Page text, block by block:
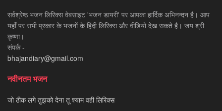
सर्वश्रेष्ठ भजन लिरिक्स वेबसाइट 'भजन डायरी' पर आपका हार्दिक अभिनन्दन है। आप
यहाँ पर सभी प्रकार के भजनों के हिंदी लिरिक्स और वीडियो देख सकते है। जय श्री
कृष्णा।
संपर्क -
bhajandiary@gmail.com
नवीनतम भजन
जो ठीक लगे तुझको देना तू श्याम वही लिरिक्स